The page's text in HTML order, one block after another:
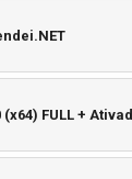
FULL +